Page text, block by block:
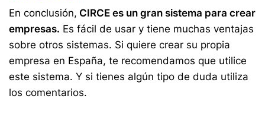
En conclusión, CIRCE es un gran sistema para crear
empresas. Es fácil de usar y tiene muchas ventajas
sobre otros sistemas. Si quiere crear su propia
empresa en España, te recomendamos que utilice
este sistema. Y si tienes algún tipo de duda utiliza
los comentarios.